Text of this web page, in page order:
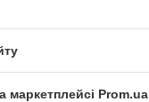
маркетплейсі Prom.ua